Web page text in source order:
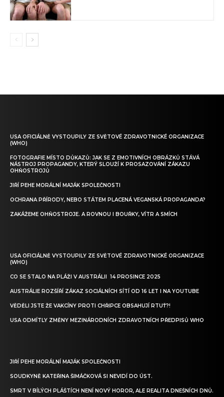
USA OFICIÁLNĚ VYSTOUPILY ZE SVĚTOVÉ ZDRAVOTNICKÉ ORGANIZACE
(WHO)
FOTOGRAFIE MÍSTO DŮKAZŮ: JAK SE Z EMOTIVNÍCH OBRÁZKŮ STÁVÁ
NÁSTROJ PROPAGANDY, KTERÝ SLOUŽÍ K PROSAZOVÁNÍ ZÁKAZU
OHŇOSTROJŮ
JIŘÍ PEHE MORÁLNÍ MAJÁK SPOLEČNOSTI
OCHRANA PŘÍRODY, NEBO STÁTEM PLACENÁ VEGANSKÁ PROPAGANDA?
ZAKÁŽEME OHŇOSTROJE. A ROVNOU I BOUŘKY, VÍTR A SMÍCH
USA OFICIÁLNĚ VYSTOUPILY ZE SVĚTOVÉ ZDRAVOTNICKÉ ORGANIZACE
(WHO)
CO SE STALO NA PLÁŽI V AUSTRÁLII 14 PROSINCE 2025
AUSTRÁLIE ROZŠÍŘÍ ZÁKAZ SOCIÁLNÍCH SÍTÍ OD 16 LET I NA YOUTUBE
VĚDĚLI JSTE ŽE VAKCÍNY PROTI CHŘIPCE OBSAHUJÍ RTUŤ?!
USA ODMÍTLY ZMĚNY MEZINÁRODNÍCH ZDRAVOTNÍCH PŘEDPISŮ WHO
JIŘÍ PEHE MORÁLNÍ MAJÁK SPOLEČNOSTI
SOUDKYNĚ KATEŘINA ŠIMÁČKOVÁ SI NEVIDÍ DO ÚST.
SMRT V BÍLÝCH PLÁŠTÍCH NENÍ NOVÝ HOROR, ALE REALITA DNEŠNÍCH DNŮ.